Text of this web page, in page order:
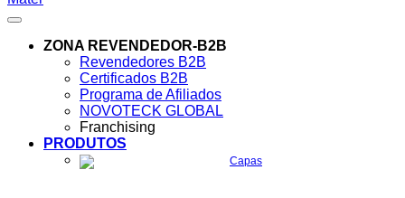
ZONA REVENDEDOR-B2B
Revendedores B2B
Certificados B2B
Programa de Afiliados
NOVOTECK GLOBAL
Franchising
PRODUTOS